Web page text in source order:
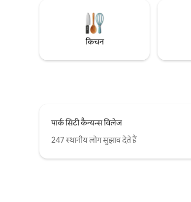
लेकिन पूल के पास एक ग्रिलिंग आँगन है। मुफ़्त शटल
वेस्टगेट में पालतू जीवों की इजाज़त नहीं है।
किचन
पार्क सिटी कैन्यन्स विलेज
247 स्थानीय लोग सुझाव देते हैं